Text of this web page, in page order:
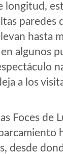
longitud,
paredes
hasta
algunos
a los
Foces de
desde